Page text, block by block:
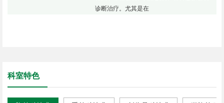
诊断治疗。尤其是在
科室特色